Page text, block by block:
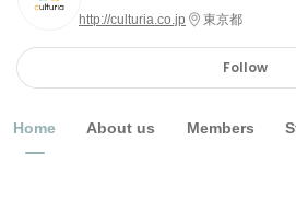
http://culturia.co.jp 東京都
Follow
Home About us Members